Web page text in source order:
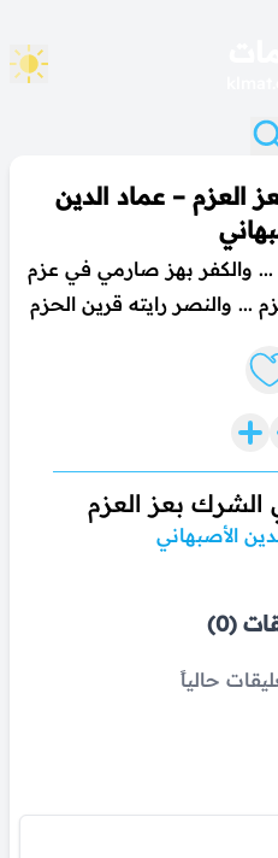
العزم – عماد الدين
... والكفر بهز صارمي في عزم
... والنصر رايته قرين الحزم
Like lyrics
الشرك بعز العزم
الأصبهاني
(0)
حالياً